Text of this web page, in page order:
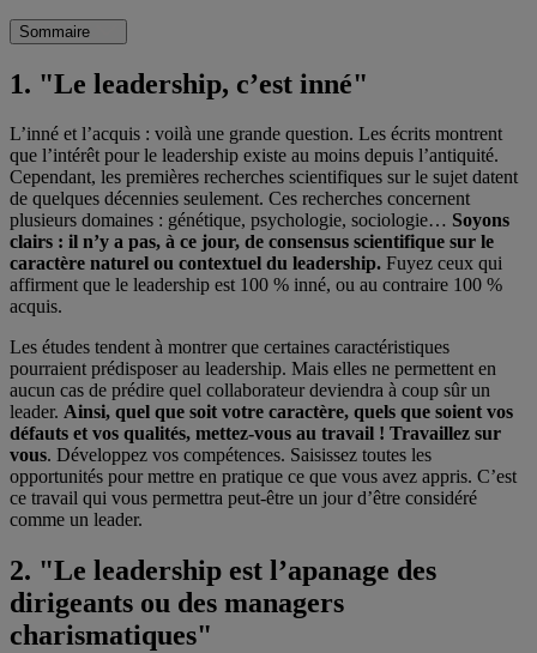
Sommaire
1. "Le leadership, c’est inné"
L’inné et l’acquis : voilà une grande question. Les écrits montrent
que l’intérêt pour le leadership existe au moins depuis l’antiquité.
Cependant, les premières recherches scientifiques sur le sujet datent
de quelques décennies seulement. Ces recherches concernent
plusieurs domaines : génétique, psychologie, sociologie… Soyons
clairs : il n’y a pas, à ce jour, de consensus scientifique sur le
caractère naturel ou contextuel du leadership. Fuyez ceux qui
affirment que le leadership est 100 % inné, ou au contraire 100 %
acquis.
Les études tendent à montrer que certaines caractéristiques
pourraient prédisposer au leadership. Mais elles ne permettent en
aucun cas de prédire quel collaborateur deviendra à coup sûr un
leader. Ainsi, quel que soit votre caractère, quels que soient vos
défauts et vos qualités, mettez-vous au travail ! Travaillez sur
vous. Développez vos compétences. Saisissez toutes les
opportunités pour mettre en pratique ce que vous avez appris. C’est
ce travail qui vous permettra peut-être un jour d’être considéré
comme un leader.
2. "Le leadership est l’apanage des
dirigeants ou des managers
charismatiques"